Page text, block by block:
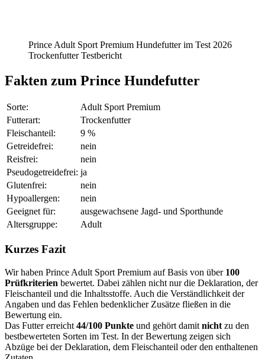
Prince Adult Sport Premium Hundefutter im Test 2026
Trockenfutter Testbericht
Fakten zum Prince Hundefutter
Sorte:
Adult Sport Premium
Futterart:
Trockenfutter
Fleischanteil:
9 %
Getreidefrei:
nein
Reisfrei:
nein
Pseudogetreidefrei: ja
Glutenfrei:
nein
Hypoallergen:
nein
Geeignet für:
ausgewachsene Jagd- und Sporthunde
Altersgruppe:
Adult
Kurzes Fazit
Wir haben Prince Adult Sport Premium auf Basis von über 100
Prüfkriterien bewertet. Dabei zählen nicht nur die Deklaration, der
Fleischanteil und die Inhaltsstoffe. Auch die Verständlichkeit der
Angaben und das Fehlen bedenklicher Zusätze fließen in die
Bewertung ein.
Das Futter erreicht 44/100 Punkte und gehört damit nicht zu den
bestbewerteten Sorten im Test. In der Bewertung zeigen sich
Abzüge bei der Deklaration, dem Fleischanteil oder den enthaltenen